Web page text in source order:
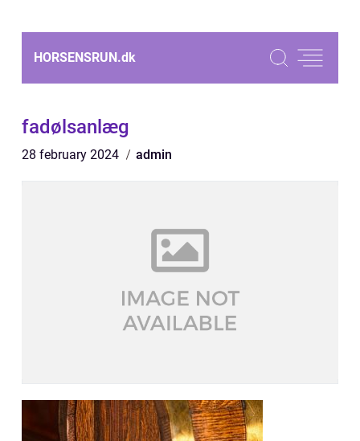
HORSENSRUN.dk
fadølsanlæg
28 february 2024 admin